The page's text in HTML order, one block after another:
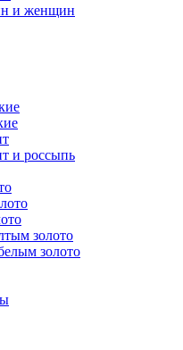
и женщин
и россыпь
золото
золото